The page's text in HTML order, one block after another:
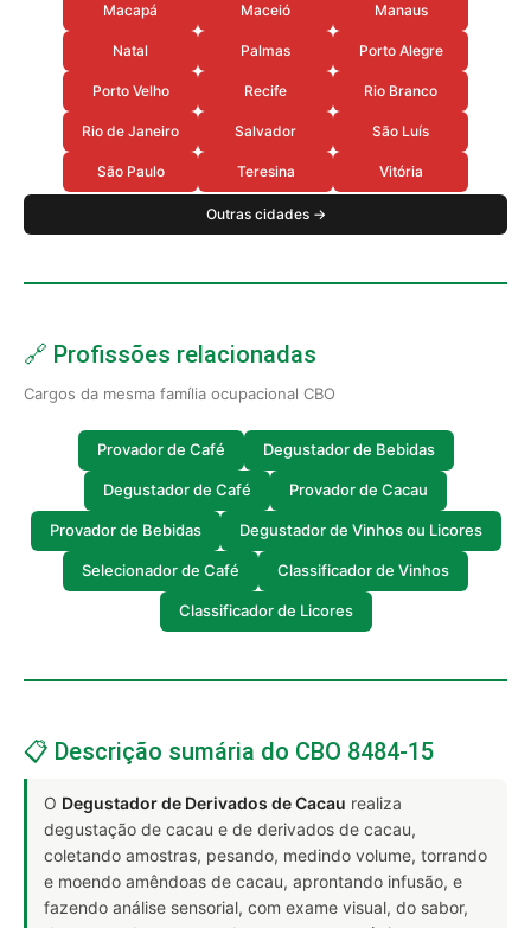
Macapá Maceió Manaus
Natal Palmas Porto Alegre
Porto Velho Recife Rio Branco
Rio de Janeiro Salvador São Luís
São Paulo Teresina Vitória
Outras cidades →
🔗 Profissões relacionadas
Cargos da mesma família ocupacional CBO
Provador de Café Degustador de Bebidas
Degustador de Café Provador de Cacau
Provador de Bebidas Degustador de Vinhos ou Licores
Selecionador de Café Classificador de Vinhos
Classificador de Licores
📋 Descrição sumária do CBO 8484-15
O Degustador de Derivados de Cacau realiza
degustação de cacau e de derivados de cacau,
coletando amostras, pesando, medindo volume, torrando
e moendo amêndoas de cacau, aprontando infusão, e
fazendo análise sensorial, com exame visual, do sabor,